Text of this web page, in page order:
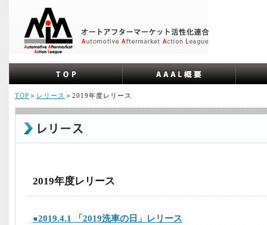
TOP ＞ レリース ＞2019年度レリース
2019年度レリース
●2019.4.1 「2019洗車の日」レリース